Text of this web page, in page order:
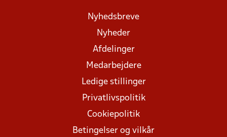
Nyhedsbreve
Nyheder
Afdelinger
Medarbejdere
Ledige stillinger
Privatlivspolitik
Cookiepolitik
Betingelser og vilkår